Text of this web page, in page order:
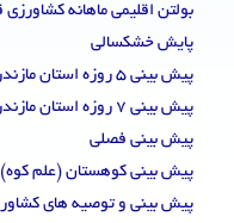
بولتن اقلیمی ماهانه
پایش خشکسالی
پیش بینی 5 روزه استان مازندران با کمینه و بیشینه دما
پیش بینی 7 روزه استان مازندران
پیش بینی فصلی
پیش بینی کوهستان (علم کوه)
پیش بینی و توصیه های